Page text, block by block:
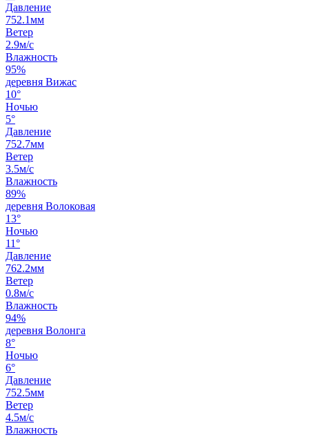
Давление
752.1мм
Ветер
2.9м/с
Влажность
95%
деревня Вижас
10°
Ночью
5°
Давление
752.7мм
Ветер
3.5м/с
Влажность
89%
деревня Волоковая
13°
Ночью
11°
Давление
762.2мм
Ветер
0.8м/с
Влажность
94%
деревня Волонга
8°
Ночью
6°
Давление
752.5мм
Ветер
4.5м/с
Влажность